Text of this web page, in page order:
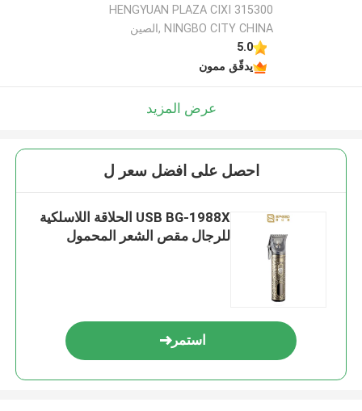
HENGYUAN PLAZA CIXI 315300
NINGBO CITY CHINA ,الصين
5.0
يدقّق ممون
عرض المزيد
احصل على افضل سعر ل
USB BG-1988X الحلاقة اللاسلكية
للرجال مقص الشعر المحمول
استمر